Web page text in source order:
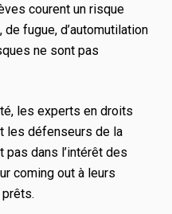
courent un risque
fugue, d’automutilation
ne sont pas
les experts en droits
les défenseurs de la
pas dans l’intérêt des
coming out à leurs